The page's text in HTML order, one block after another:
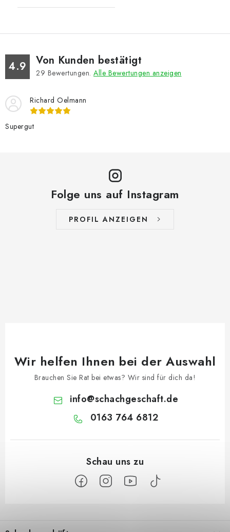
4.9 Von Kunden bestätigt
29 Bewertungen. Alle Bewertungen anzeigen
Richard Oelmann
Supergut
Folge uns auf Instagram
PROFIL ANZEIGEN
Wir helfen Ihnen bei der Auswahl
Brauchen Sie Rat bei etwas? Wir sind für dich da!
info@schachgeschaft.de
0163 764 6812